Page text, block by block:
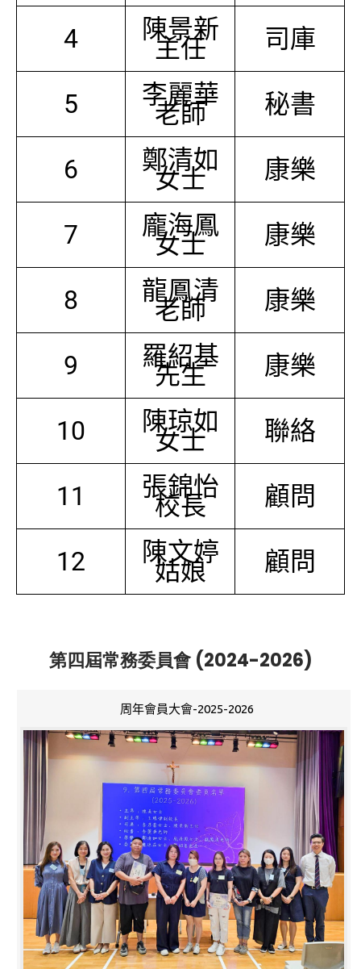
4 陳景新
主任 司庫
5 李麗華
老師 秘書
6 鄭清如
女士 康樂
7 龐海鳳
女士 康樂
8 龍鳳清
老師 康樂
9 羅紹基
先生 康樂
10 陳琼如
女士 聯絡
11 張錦怡
校長 顧問
12 陳文婷
姑娘 顧問
第四屆常務委員會 (2024-2026)
周年會員大會-2025-2026